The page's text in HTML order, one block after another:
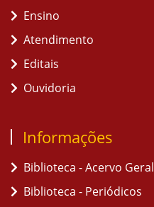
Ensino
Atendimento
Editais
Ouvidoria
Informações
Biblioteca - Acervo Geral
Biblioteca - Periódicos